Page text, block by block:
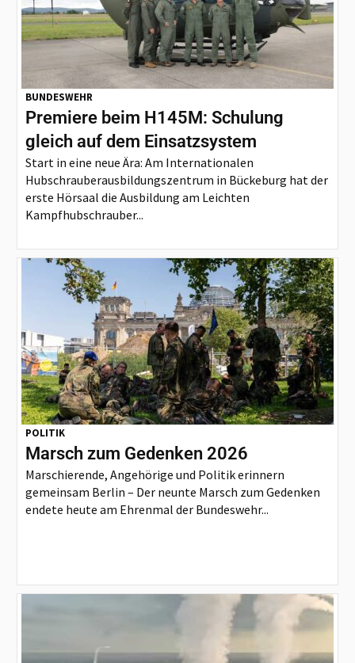
BUNDESWEHR
Premiere beim H145M: Schulung
gleich auf dem Einsatzsystem
Start in eine neue Ära: Am Internationalen
Hubschrauberausbildungszentrum in Bückeburg hat der
erste Hörsaal die Ausbildung am Leichten
Kampfhubschrauber...
POLITIK
Marsch zum Gedenken 2026
Marschierende, Angehörige und Politik erinnern
gemeinsam Berlin – Der neunte Marsch zum Gedenken
endete heute am Ehrenmal der Bundeswehr...